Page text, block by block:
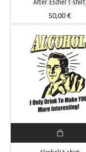
After Escher t-shirt
50,00 €